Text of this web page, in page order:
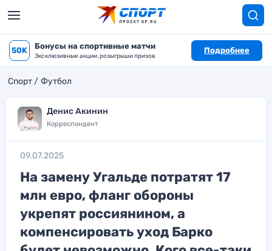
50K Бонусы на спортивные матчи
Эксклюзивные акции, розыгрыши призов
Подробнее
Спорт Футбол
Денис Акинин
Корреспондент
09.07.2025
На замену Угальде потратят 17
млн евро, фланг обороны
укрепят россиянином, а
компенсировать уход Барко